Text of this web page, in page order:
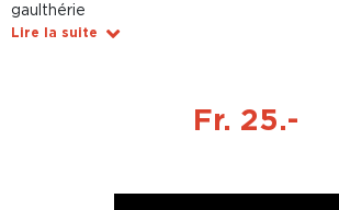
gaulthérie
Lire la suite
Fr. 25.-